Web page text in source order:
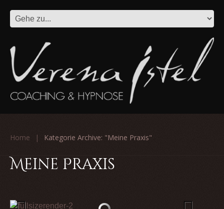
Home Kategorie Archive: "Meine Praxis"
Meine Praxis